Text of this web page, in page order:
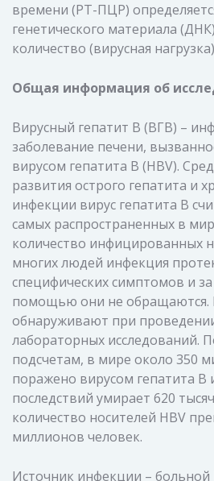
времени (РТ-ПЦР)
генетического материала
количество (вирусная
Общая информация об
Вирусный гепатит В (ВГВ) –
заболевание печени,
вирусом гепатита В (HBV).
развития острого гепатита и
инфекции вирус гепатита В
самых распространенных в
количество инфицированных
многих людей инфекция
специфических симптомов и
помощью они не обращаются.
обнаруживают при
лабораторных исследований.
подсчетам, в мире около 350
поражено вирусом гепатита В
последствий умирает 620
количество носителей HBV
миллионов человек.
Источник инфекции – больной